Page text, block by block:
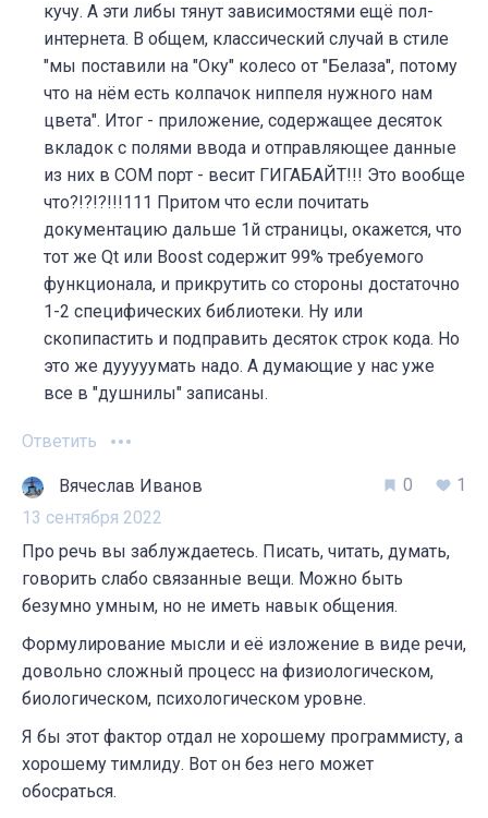
кучу. А эти либы тянут зависимостями ещё пол-
интернета. В общем, классический случай в стиле
"мы поставили на "Оку" колесо от "Белаза", потому
что на нём есть колпачок ниппеля нужного нам
цвета". Итог - приложение, содержащее десяток
вкладок с полями ввода и отправляющее данные
из них в COM порт - весит ГИГАБАЙТ!!! Это вообще
что?!?!?!!!111 Притом что если почитать
документацию дальше 1й страницы, окажется, что
тот же Qt или Boost содержит 99% требуемого
функционала, и прикрутить со стороны достаточно
1-2 специфических библиотеки. Ну или
скопипастить и подправить десяток строк кода. Но
это же дууууумать надо. А думающие у нас уже
все в "душнилы" записаны.
Ответить
Вячеслав Иванов
13 сентября 2022
0 1
Про речь вы заблуждаетесь. Писать, читать, думать,
говорить слабо связанные вещи. Можно быть
безумно умным, но не иметь навык общения.
Формулирование мысли и её изложение в виде речи,
довольно сложный процесс на физиологическом,
биологическом, психологическом уровне.
Я бы этот фактор отдал не хорошему программисту, а
хорошему тимлиду. Вот он без него может
обосраться.